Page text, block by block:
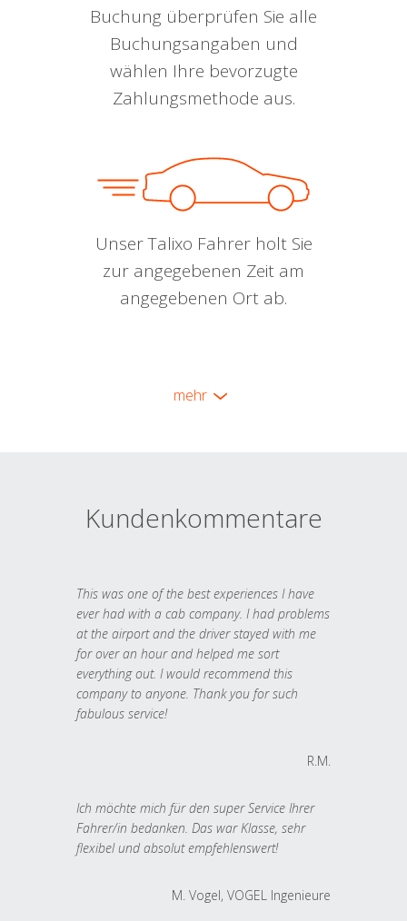
Buchung überprüfen Sie alle
Buchungsangaben und
wählen Ihre bevorzugte
Zahlungsmethode aus.
Unser Talixo Fahrer holt Sie
zur angegebenen Zeit am
angegebenen Ort ab.
mehr
Kundenkommentare
This was one of the best experiences I have
ever had with a cab company. I had problems
at the airport and the driver stayed with me
for over an hour and helped me sort
everything out. I would recommend this
company to anyone. Thank you for such
fabulous service!
R.M.
Ich möchte mich für den super Service Ihrer
Fahrer/in bedanken. Das war Klasse, sehr
flexibel und absolut empfehlenswert!
M. Vogel, VOGEL Ingenieure